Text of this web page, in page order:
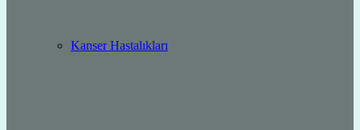
Kanser Hastalıkları